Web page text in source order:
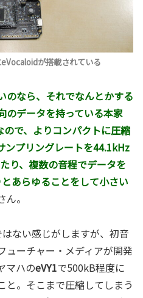
が搭載されている
のなら、それでなんとかする
のデータを持っている本家
ので、よりコンパクトに圧縮
ンプリングレートを44.1kHz
り、複数の音程でデータを
あらゆることをして小さい
ん。
ない感じがしますが、初音
ューチャー・メディアが開発
マハのeVY1で500kB程度に
と。そこまで圧縮してしまう